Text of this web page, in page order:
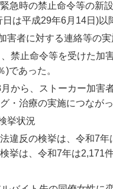
急時の禁止命令等の新
は平成29年6月14日)以
害者に対する連絡等の実
禁止命令等を受けた加
)であった。
から、ストーカー加害
・治療の実施につなが
挙状況
違反の検挙は、令和7
挙は、令和7年は2,171